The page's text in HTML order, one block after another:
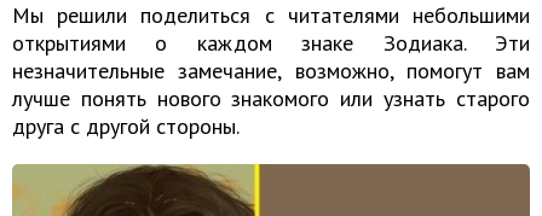
Мы решили поделиться с читателями небольшими
открытиями о каждом знаке Зодиака. Эти
незначительные замечание, возможно, помогут вам
лучше понять нового знакомого или узнать старого
друга с другой стороны.